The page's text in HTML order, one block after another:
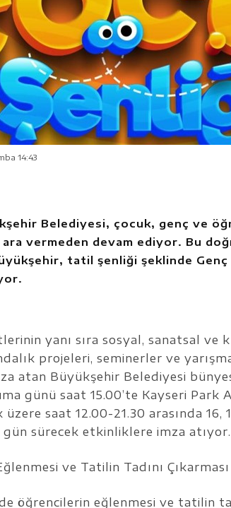
14:43
Belediyesi, çocuk, genç ve
vermeden devam ediyor. Bu
tatil şenliği şeklinde Genç
yanı sıra sosyal, sanatsal
projeleri, seminerler ve
atan Büyükşehir Belediyesi
günü saat 15.00’te Kayseri Park
saat 12.00-21.30 arasında 16,
sürecek etkinliklere imza atıyor.
ve Tatilin Tadını
öğrencilerin eğlenmesi ve tatilin